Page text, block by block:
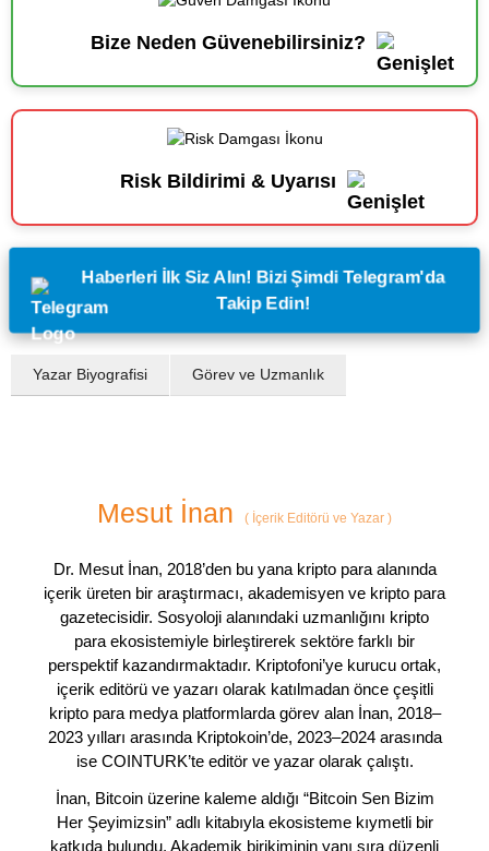
Bize Neden Güvenebilirsiniz?
Risk Bildirimi & Uyarısı
Haberleri İlk Siz Alın! Bizi Şimdi Telegram'da
Takip Edin!
Yazar Biyografisi Görev ve Uzmanlık
Mesut İnan ( İçerik Editörü ve Yazar )
Dr. Mesut İnan, 2018’den bu yana kripto para alanında
içerik üreten bir araştırmacı, akademisyen ve kripto para
gazetecisidir. Sosyoloji alanındaki uzmanlığını kripto
para ekosistemiyle birleştirerek sektöre farklı bir
perspektif kazandırmaktadır. Kriptofoni’ye kurucu ortak,
içerik editörü ve yazarı olarak katılmadan önce çeşitli
kripto para medya platformlarda görev alan İnan, 2018–
2023 yılları arasında Kriptokoin’de, 2023–2024 arasında
ise COINTURK’te editör ve yazar olarak çalıştı.
İnan, Bitcoin üzerine kaleme aldığı “Bitcoin Sen Bizim
Her Şeyimizsin” adlı kitabıyla ekosisteme kıymetli bir
katkıda bulundu. Akademik birikiminin yanı sıra düzenli